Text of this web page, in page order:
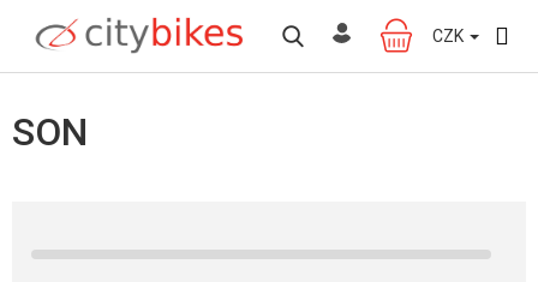
obsah
NÁKUPNÍ
KOŠÍK
CZK
SON